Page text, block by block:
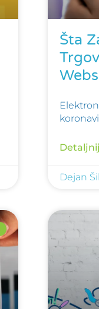
Šta
Dejan